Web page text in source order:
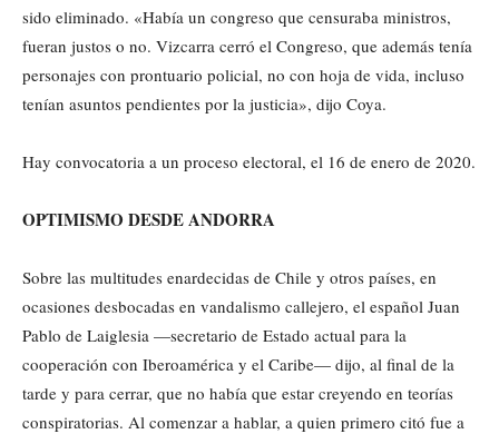
sido eliminado. «Había un congreso que censuraba ministros,
fueran justos o no. Vizcarra cerró el Congreso, que además tenía
personajes con prontuario policial, no con hoja de vida, incluso
tenían asuntos pendientes por la justicia», dijo Coya.
Hay convocatoria a un proceso electoral, el 16 de enero de 2020.
OPTIMISMO DESDE ANDORRA
Sobre las multitudes enardecidas de Chile y otros países, en
ocasiones desbocadas en vandalismo callejero, el español Juan
Pablo de Laiglesia —secretario de Estado actual para la
cooperación con Iberoamérica y el Caribe— dijo, al final de la
tarde y para cerrar, que no había que estar creyendo en teorías
conspiratorias. Al comenzar a hablar, a quien primero citó fue a